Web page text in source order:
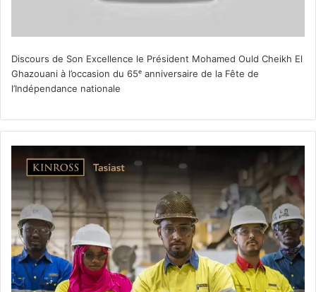
Discours de Son Excellence le Président Mohamed Ould Cheikh El
Ghazouani à l’occasion du 65ᵉ anniversaire de la Fête de
l’Indépendance nationale